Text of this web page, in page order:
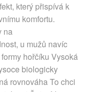
který přispívá k
komfortu.
na
u mužů navíc
hořčíku Vysoká
biologicky
rovnováha To chci